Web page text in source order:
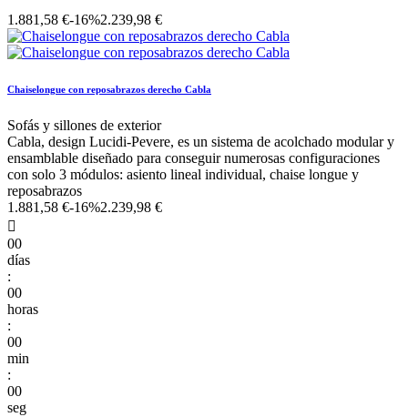
1.881,58 €-16%2.239,98 €
Chaiselongue con reposabrazos derecho Cabla
Sofás y sillones de exterior
Cabla, design Lucidi-Pevere, es un sistema de acolchado modular y
ensamblable diseñado para conseguir numerosas configuraciones
con solo 3 módulos: asiento lineal individual, chaise longue y
reposabrazos
1.881,58 €-16%2.239,98 €

00
días
:
00
horas
:
00
min
:
00
seg